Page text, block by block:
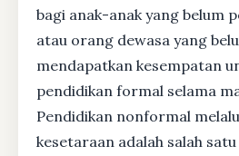
bagi anak-anak yang belum
atau orang dewasa yang
mendapatkan kesempatan
pendidikan formal selama
Pendidikan nonformal
kesetaraan adalah salah